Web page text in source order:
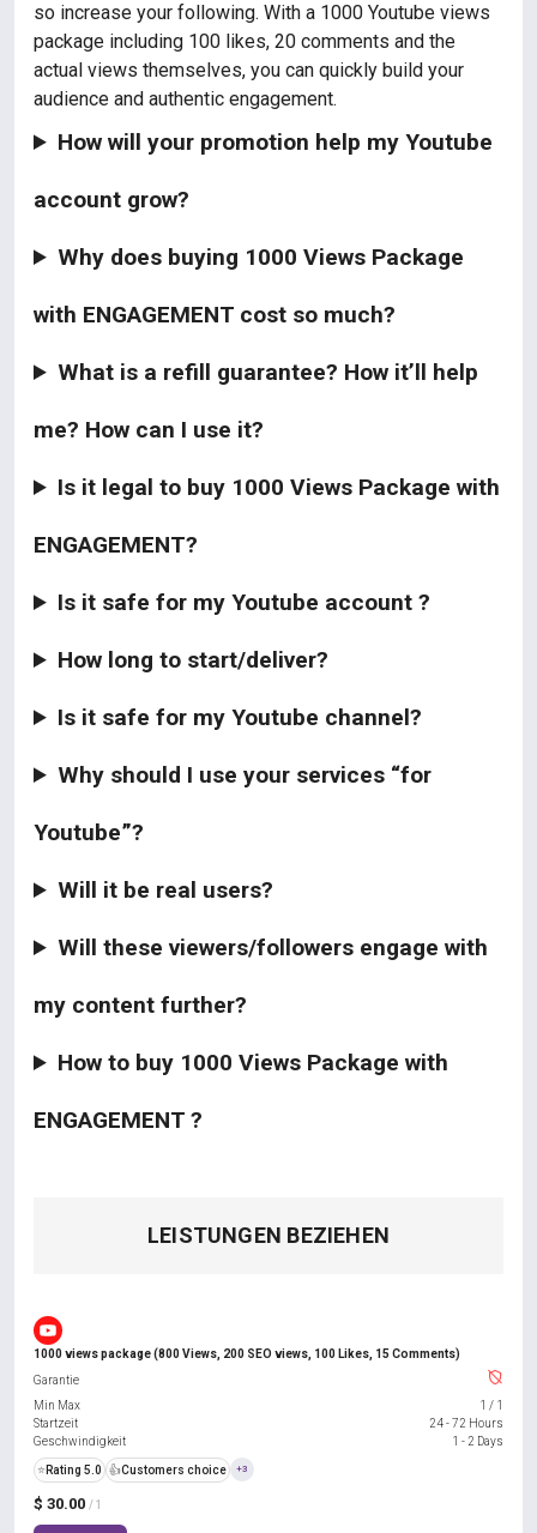
so increase your following. With a 1000 Youtube views
package including 100 likes, 20 comments and the
actual views themselves, you can quickly build your
audience and authentic engagement.
How will your promotion help my Youtube
account grow?
Why does buying 1000 Views Package
with ENGAGEMENT cost so much?
What is a refill guarantee? How it’ll help
me? How can I use it?
Is it legal to buy 1000 Views Package with
ENGAGEMENT?
Is it safe for my Youtube account ?
How long to start/deliver?
Is it safe for my Youtube channel?
Why should I use your services “for
Youtube”?
Will it be real users?
Will these viewers/followers engage with
my content further?
How to buy 1000 Views Package with
ENGAGEMENT ?
LEISTUNGEN BEZIEHEN
1000 views package (800 Views, 200 SEO views, 100 Likes, 15 Comments)
$ 30.00 / 1
Garantie
Min Max
1 / 1
Startzeit
24 - 72 Hours
Geschwindigkeit
1 - 2 Days
⭐ Rating 5.0 👍Customers choice +3